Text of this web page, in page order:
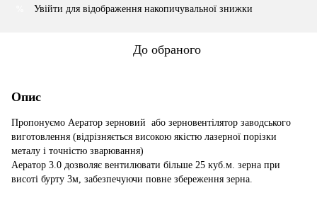
Увійти для відображення накопичувальної знижки
До обраного
Опис
Пропонуємо Аератор зерновий або зерновентілятор заводського
виготовлення (відрізняється високою якістю лазерної порізки
металу і точністю зварювання)
Аератор 3.0 дозволяє вентилювати більше 25 куб.м. зерна при
висоті бурту 3м, забезпечуючи повне збереження зерна.